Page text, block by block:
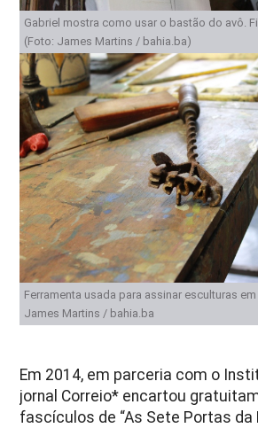
Gabriel mostra como usar o bastão do avô.
(Foto: James Martins / bahia.ba)
Ferramenta usada para assinar esculturas
James Martins / bahia.ba
Em 2014, em parceria com o
jornal Correio* encartou
fascículos de “As Sete Portas da